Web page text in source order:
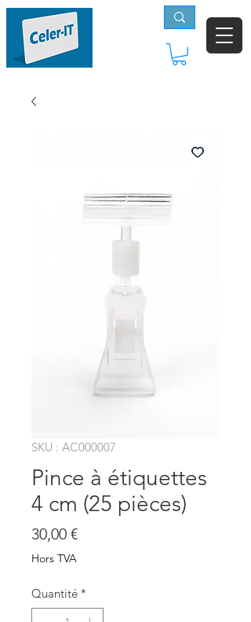
SKU : AC000007
Pince à étiquettes
4 cm (25 pièces)
30,00 €Prix
Hors TVA
Quantité *